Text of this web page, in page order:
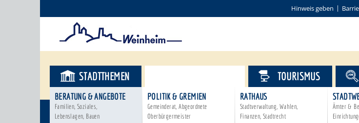
Hinweis geben
STADTTHEMEN
BERATUNG & ANGEBOTE
Familien, Soziales,
Lebenslagen, Bauen
POLITIK & GREMIEN
Gemeinderat, Abgeordnete
Oberbürgermeister
RATHAUS
Stadtverwaltung, Wahlen,
Finanzen, Stadtrecht
Ämter &
TOURISMUS